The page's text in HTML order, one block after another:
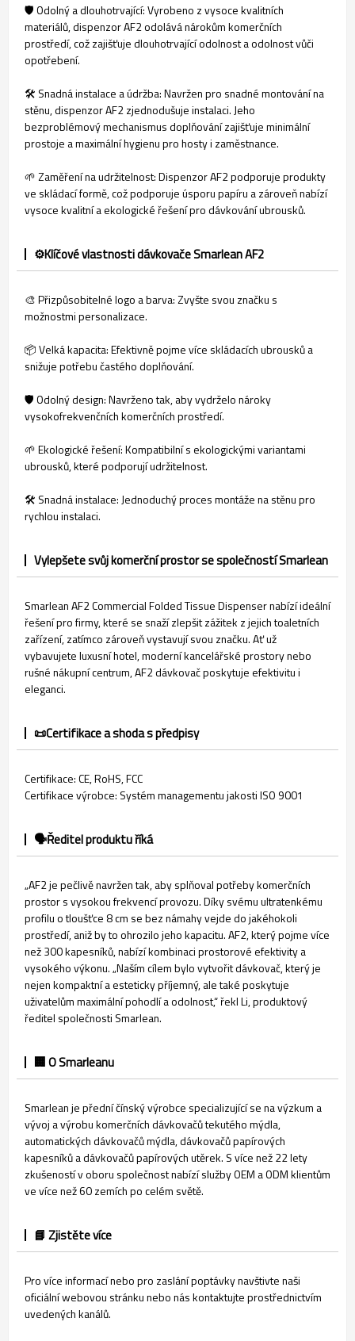
🛡️ Odolný a dlouhotrvající: Vyrobeno z vysoce kvalitních
materiálů, dispenzor AF2 odolává nárokům komerčních
prostředí, což zajišťuje dlouhotrvající odolnost a odolnost vůči
opotřebení.
🛠️ Snadná instalace a údržba: Navržen pro snadné montování na
stěnu, dispenzor AF2 zjednodušuje instalaci. Jeho
bezproblémový mechanismus doplňování zajišťuje minimální
prostoje a maximální hygienu pro hosty i zaměstnance.
🌱 Zaměření na udržitelnost: Dispenzor AF2 podporuje produkty
ve skládací formě, což podporuje úsporu papíru a zároveň nabízí
vysoce kvalitní a ekologické řešení pro dávkování ubrousků.
⚙️Klíčové vlastnosti dávkovače Smarlean AF2
🎨 Přizpůsobitelné logo a barva: Zvyšte svou značku s
možnostmi personalizace.
📦 Velká kapacita: Efektivně pojme více skládacích ubrousků a
snižuje potřebu častého doplňování.
🛡️ Odolný design: Navrženo tak, aby vydrželo nároky
vysokofrekvenčních komerčních prostředí.
🌱 Ekologické řešení: Kompatibilní s ekologickými variantami
ubrousků, které podporují udržitelnost.
🛠️ Snadná instalace: Jednoduchý proces montáže na stěnu pro
rychlou instalaci.
Vylepšete svůj komerční prostor se společností Smarlean
Smarlean AF2 Commercial Folded Tissue Dispenser nabízí ideální
řešení pro firmy, které se snaží zlepšit zážitek z jejich toaletních
zařízení, zatímco zároveň vystavují svou značku. Ať už
vybavujete luxusní hotel, moderní kancelářské prostory nebo
rušné nákupní centrum, AF2 dávkovač poskytuje efektivitu i
eleganci.
📜Certifikace a shoda s předpisy
Certifikace: CE, RoHS, FCC
Certifikace výrobce: Systém managementu jakosti ISO 9001
🗣️Ředitel produktu říká
„AF2 je pečlivě navržen tak, aby splňoval potřeby komerčních
prostor s vysokou frekvencí provozu. Díky svému ultratenkému
profilu o tloušťce 8 cm se bez námahy vejde do jakéhokoli
prostředí, aniž by to ohrozilo jeho kapacitu. AF2, který pojme více
než 300 kapesníků, nabízí kombinaci prostorové efektivity a
vysokého výkonu. „Naším cílem bylo vytvořit dávkovač, který je
nejen kompaktní a esteticky příjemný, ale také poskytuje
uživatelům maximální pohodlí a odolnost,“ řekl Li, produktový
ředitel společnosti Smarlean.
🏢 O Smarleanu
Smarlean je přední čínský výrobce specializující se na výzkum a
vývoj a výrobu komerčních dávkovačů tekutého mýdla,
automatických dávkovačů mýdla, dávkovačů papírových
kapesníků a dávkovačů papírových utěrek. S více než 22 lety
zkušeností v oboru společnost nabízí služby OEM a ODM klientům
ve více než 60 zemích po celém světě.
📘 Zjistěte více
Pro více informací nebo pro zaslání poptávky navštivte naši
oficiální webovou stránku nebo nás kontaktujte prostřednictvím
uvedených kanálů.